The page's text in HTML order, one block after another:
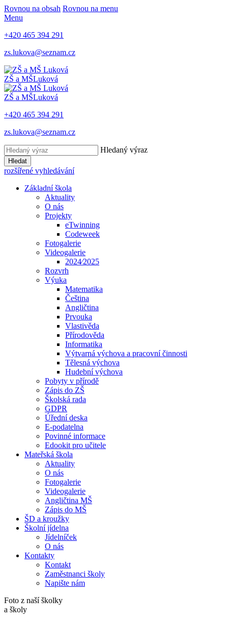
Rovnou na obsah Rovnou na menu
Menu
+420 465 394 291
zs.lukova@seznam.cz
ZŠ a MŠLuková
ZŠ a MŠLuková
+420 465 394 291
zs.lukova@seznam.cz
Hledaný výraz
Hledat
rozšířené vyhledávání
Základní škola
Aktuality
O nás
Projekty
eTwinning
Codeweek
Fotogalerie
Videogalerie
2024⁄2025
Rozvrh
Výuka
Matematika
Čeština
Angličtina
Prvouka
Vlastivěda
Přírodověda
Informatika
Výtvarná výchova a pracovní činnosti
Tělesná výchova
Hudební výchova
Pobyty v přírodě
Zápis do ZŠ
Školská rada
GDPR
Úřední deska
E-podatelna
Povinné informace
Edookit pro učitele
Mateřská škola
Aktuality
O nás
Fotogalerie
Videogalerie
Angličtina MŠ
Zápis do MŠ
ŠD a kroužky
Školní jídelna
Jídelníček
O nás
Kontakty
Kontakt
Zaměstnanci školy
Napište nám
Foto z naší školky
a školy